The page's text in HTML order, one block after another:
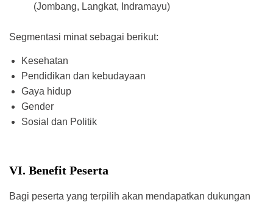
(Jombang, Langkat, Indramayu)
Segmentasi minat sebagai berikut:
Kesehatan
Pendidikan dan kebudayaan
Gaya hidup
Gender
Sosial dan Politik
VI. Benefit Peserta
Bagi peserta yang terpilih akan mendapatkan dukungan